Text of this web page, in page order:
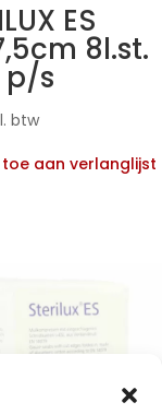
ES
8l.st.
p/s
btw
aan verlanglijst